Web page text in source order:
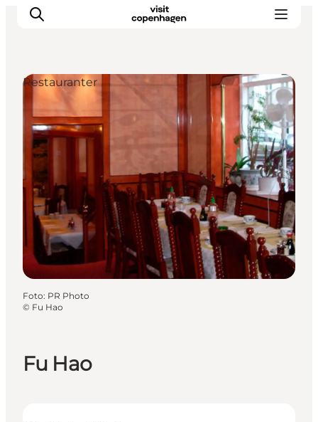
This is Copenhagen
Aktiviteter
Spis & drik
Områder
Planlæg din tur
CopenPay
Copenhagen Card
Fu Hao
Restauranter
Foto: PR Photo
© Fu Hao